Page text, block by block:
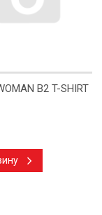
B2 T-SHIRT